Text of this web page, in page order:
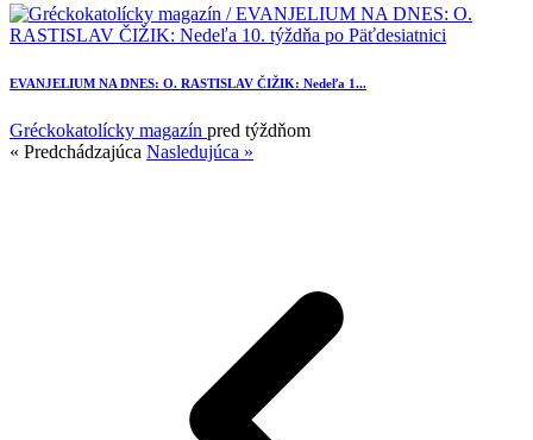
EVANJELIUM NA DNES: O. RASTISLAV ČIŽIK: Nedeľa 1...
Gréckokatolícky magazín pred týždňom
« Predchádzajúca Nasledujúca »